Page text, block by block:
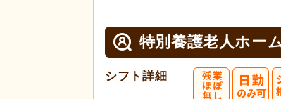
特別養護老人ホー
シフト詳細